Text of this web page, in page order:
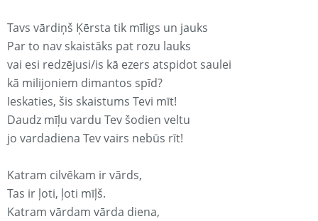
Tavs vārdiņš Ķērsta tik mīligs un jauks
Par to nav skaistāks pat rozu lauks
vai esi redzējusi/is kā ezers atspidot saulei
kā milijoniem dimantos spīd?
Ieskaties, šis skaistums Tevi mīt!
Daudz mīļu vardu Tev šodien veltu
jo vardadiena Tev vairs nebūs rīt!
Katram cilvēkam ir vārds,
Tas ir ļoti, ļoti mīļš.
Katram vārdam vārda diena,